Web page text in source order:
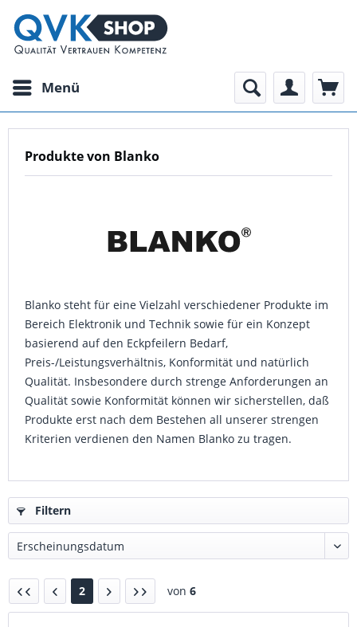
Menü
Produkte von Blanko
Blanko steht für eine Vielzahl verschiedener Produkte im
Bereich Elektronik und Technik sowie für ein Konzept
basierend auf den Eckpfeilern Bedarf,
Preis-/Leistungsverhältnis, Konformität und natürlich
Qualität. Insbesondere durch strenge Anforderungen an
Qualität sowie Konformität können wir sicherstellen, daß
Produkte erst nach dem Bestehen all unserer strengen
Kriterien verdienen den Namen Blanko zu tragen.
Filtern
2 von 6